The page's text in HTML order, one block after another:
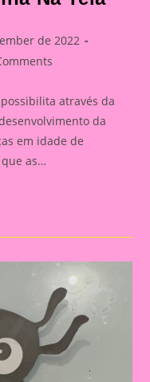
de 2022
através da
da
em idade de
as…